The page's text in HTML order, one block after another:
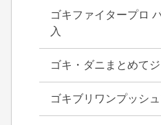
ゴキファイタープロ
入
ゴキ・ダニまとめて
ゴキブリワンプッシ